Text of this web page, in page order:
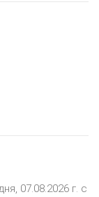
07.08.2026 г. с